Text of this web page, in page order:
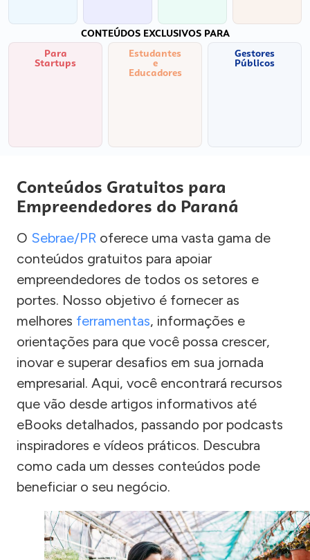
CONTEÚDOS EXCLUSIVOS PARA
Para
Startups
Estudantes
e
Educadores
Gestores
Públicos
Conteúdos Gratuitos para
Empreendedores do Paraná
O Sebrae/PR oferece uma vasta gama de
conteúdos gratuitos para apoiar
empreendedores de todos os setores e
portes. Nosso objetivo é fornecer as
melhores ferramentas, informações e
orientações para que você possa crescer,
inovar e superar desafios em sua jornada
empresarial. Aqui, você encontrará recursos
que vão desde artigos informativos até
eBooks detalhados, passando por podcasts
inspiradores e vídeos práticos. Descubra
como cada um desses conteúdos pode
beneficiar o seu negócio.